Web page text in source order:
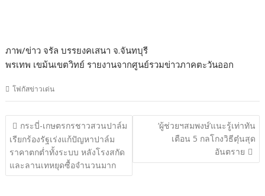
ภาพ/ข่าว จรัล บรรยงคเสนา จ.จันทบุรี
พรเทพ เขม้นเขตวิทย์ รายงานจากศูนย์รวมข่าวภาคตะวันออก
โฟกัสข่าวเด่น
แนะแนว
เรื่อง
กระบี่-เกษตรกรชาวสวนปาล์ม
เรียกร้องรัฐเร่งแก้ปัญหาปาล์ม
ราคาตกต่ำทั้งระบบ หลังโรงสกัด
และลานเทหยุดซื้อจำนวนมาก
‘ผู้ช่วยฯสมพงษ์’แนะรู้เท่าทัน
เตือน 5 กลโกงวิธีตุ๋นสุด
อันตราย